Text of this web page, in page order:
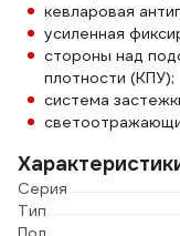
кевларовая
усиленная
стороны над
плотности (КПУ);
система
Серия
Тип